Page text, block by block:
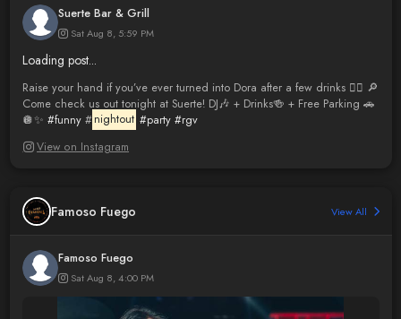
Suerte Bar & Grill
Sat Aug 8, 5:59 PM
Loading post...
Raise your hand if you’ve ever turned into Dora after a few drinks 🙋‍♀️ 🔎
Come check us out tonight at Suerte! DJ🎶 + Drinks🍻 + Free Parking 🚗
🪩✨ #funny# nightout #party #rgv
View on Instagram
Famoso Fuego View All
Famoso Fuego
Sat Aug 8, 4:00 PM